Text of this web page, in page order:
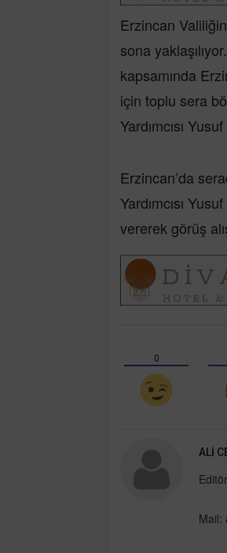
Erzincan
sona
kapsamında
için toplu sera
Yardımcısı
Erzincan’da
Yardımcısı
vererek görüş
0
ALI
Mail: